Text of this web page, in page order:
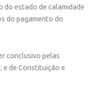
do estado de calamidade
do pagamento do
conclusivo pelas
e de Constituição e